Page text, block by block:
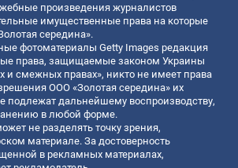
произведения журналистов
имущественные права на которые
середина».
фотоматериалы Getty Images редакция
права, защищаемые законом Украины
и смежных правах», никто не имеет права
ООО «Золотая середина» их
подлежат дальнейшему воспроизводству,
в любой форме.
не разделять точку зрения,
материале. За достоверность
в рекламных материалах,